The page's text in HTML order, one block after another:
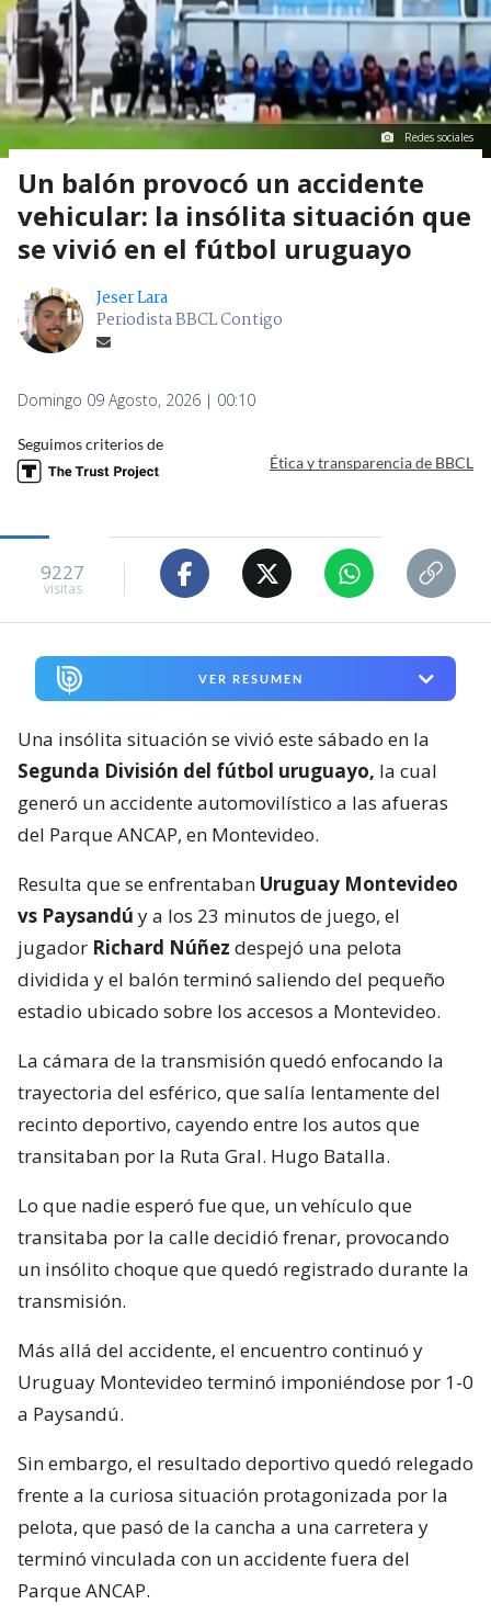
Redes sociales
Un balón provocó un accidente
vehicular: la insólita situación que
se vivió en el fútbol uruguayo
Jeser Lara
Periodista BBCL Contigo
Domingo 09 Agosto, 2026 | 00:10
Seguimos criterios de
Ética y transparencia de BBCL
9227
visitas
VER RESUMEN
Una insólita situación se vivió este sábado en la
Segunda División del fútbol uruguayo, la cual
generó un accidente automovilístico a las afueras
del Parque ANCAP, en Montevideo.
Resulta que se enfrentaban Uruguay Montevideo
vs Paysandú y a los 23 minutos de juego, el
jugador Richard Núñez despejó una pelota
dividida y el balón terminó saliendo del pequeño
estadio ubicado sobre los accesos a Montevideo.
La cámara de la transmisión quedó enfocando la
trayectoria del esférico, que salía lentamente del
recinto deportivo, cayendo entre los autos que
transitaban por la Ruta Gral. Hugo Batalla.
Lo que nadie esperó fue que, un vehículo que
transitaba por la calle decidió frenar, provocando
un insólito choque que quedó registrado durante la
transmisión.
Más allá del accidente, el encuentro continuó y
Uruguay Montevideo terminó imponiéndose por 1-0
a Paysandú.
Sin embargo, el resultado deportivo quedó relegado
frente a la curiosa situación protagonizada por la
pelota, que pasó de la cancha a una carretera y
terminó vinculada con un accidente fuera del
Parque ANCAP.